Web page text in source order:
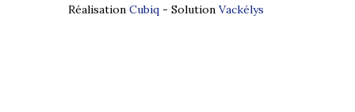
Réalisation Cubiq- Solution Vackélys